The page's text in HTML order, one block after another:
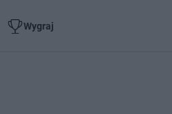
Wygraj